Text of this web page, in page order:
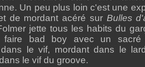
Un peu plus loin c'est une
de mordant acéré sur Bulles
jette tous les habits du
bad boy avec un sacré
dans le vif, mordant dans le
le vif du groove.